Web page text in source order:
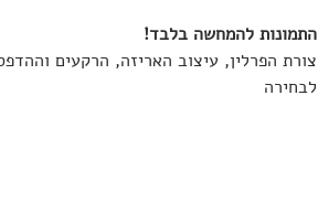
התמונות להמחשה בלבד!
צורת הפרלין, עיצוב האריזה, הרקעים
לבחירה